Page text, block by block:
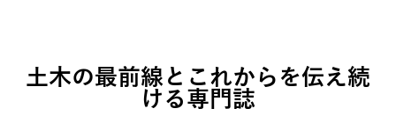
土木の最前線とこれからを伝え続
ける専門誌